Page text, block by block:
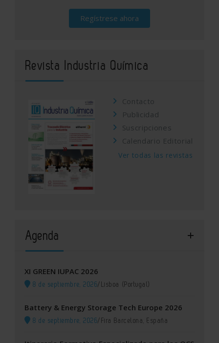
Regístrese ahora
Revista Industria Química
Contacto
Publicidad
Suscripciones
Calendario Editorial
Ver todas las revistas
Agenda
XI GREEN IUPAC 2026
8 de septiembre, 2026/Lisboa (Portugal)
Battery & Energy Storage Tech Europe 2026
8 de septiembre, 2026/Fira Barcelona, España